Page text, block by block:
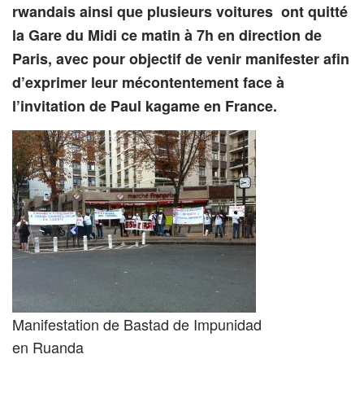
rwandais ainsi que plusieurs voitures ont quitté
la Gare du Midi ce matin à 7h en direction de
Paris, avec pour objectif de venir manifester afin
d’exprimer leur mécontentement face à
l’invitation de Paul kagame en France.
Manifestation de Bastad de Impunidad
en Ruanda